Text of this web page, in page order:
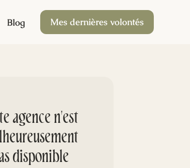
Blog Mes dernières volontés
agence n'est
disponible